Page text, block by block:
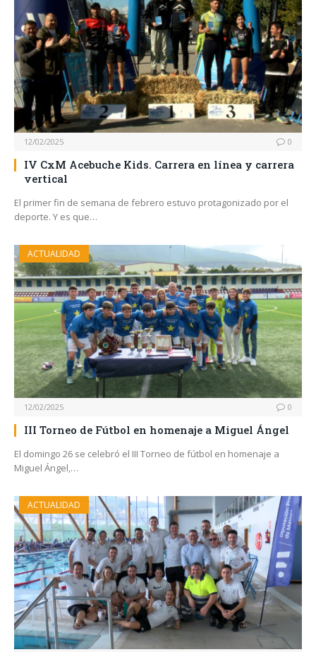
12/02/2025 0
IV CxM Acebuche Kids. Carrera en línea y carrera
vertical
El primer fin de semana de febrero estuvo protagonizado por el
deporte. Y es que…
ACTUALIDAD
12/02/2025 0
III Torneo de Fútbol en homenaje a Miguel Ángel
El domingo 26 se celebró el III Torneo de fútbol en homenaje a
Miguel Ángel,…
ACTUALIDAD